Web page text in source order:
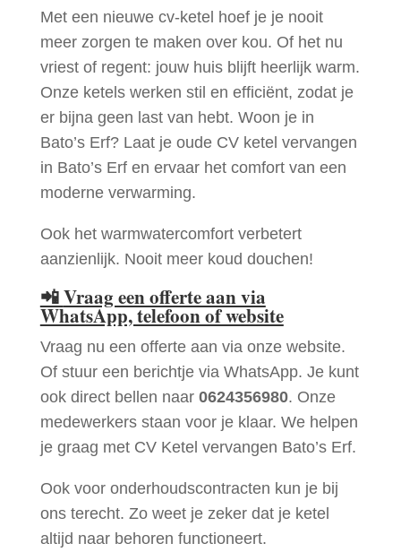
Met een nieuwe cv-ketel hoef je je nooit
meer zorgen te maken over kou. Of het nu
vriest of regent: jouw huis blijft heerlijk warm.
Onze ketels werken stil en efficiënt, zodat je
er bijna geen last van hebt. Woon je in
Bato’s Erf? Laat je oude CV ketel vervangen
in Bato’s Erf en ervaar het comfort van een
moderne verwarming.
Ook het warmwatercomfort verbetert
aanzienlijk. Nooit meer koud douchen!
📲Vraag een offerte aan via
WhatsApp, telefoon of website
Vraag nu een offerte aan via onze website.
Of stuur een berichtje via WhatsApp. Je kunt
ook direct bellen naar 0624356980. Onze
medewerkers staan voor je klaar. We helpen
je graag met CV Ketel vervangen Bato’s Erf.
Ook voor onderhoudscontracten kun je bij
ons terecht. Zo weet je zeker dat je ketel
altijd naar behoren functioneert.